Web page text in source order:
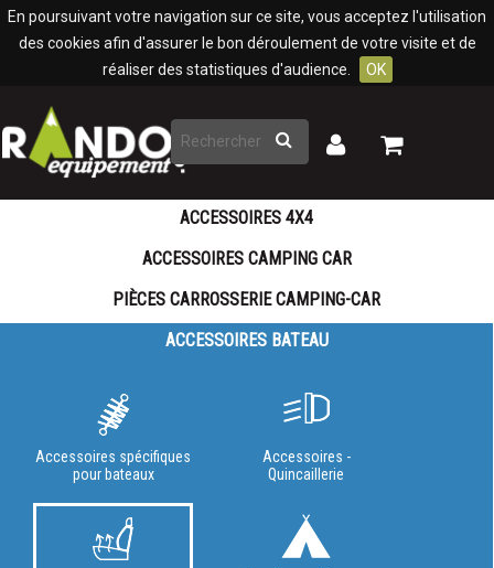
En poursuivant votre navigation sur ce site, vous acceptez l'utilisation
des cookies afin d'assurer le bon déroulement de votre visite et de
réaliser des statistiques d'audience.
OK
Rechercher
Mon
Mon
ACCESSOIRES 4X4
ACCESSOIRES CAMPING CAR
PIÈCES CARROSSERIE CAMPING-CAR
ACCESSOIRES BATEAU
Accessoires spécifiques
pour bateaux
Accessoires -
Quincaillerie
Panneau de gestion des cookies